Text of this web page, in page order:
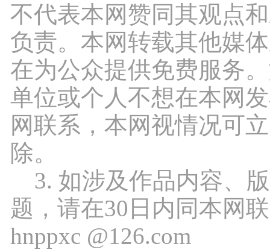
不代表本网赞同其观点
负责。本网转载其他媒
在为公众提供免费服务
单位或个人不想在本网
网联系，本网视情况可
除。
3. 如涉及作品内容、
题，请在30日内同本网
hnppxc @126.com